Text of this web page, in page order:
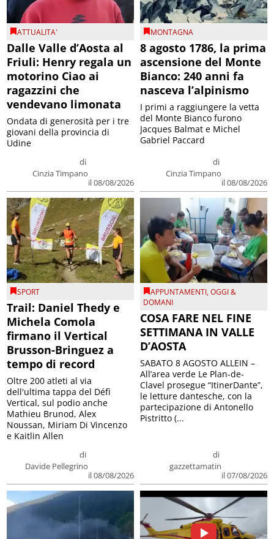
ATTUALITA'
Dalle Valle d’Aosta al
Friuli: Henry regala un
motorino Ciao ai
ragazzini che
vendevano limonata
di
Cinzia Timpano
il 08/08/2026
Ondata di generosità per i tre
giovani della provincia di
Udine
MONTAGNA
8 agosto 1786, la prima
ascensione del Monte
Bianco: 240 anni fa
nasceva l’alpinismo
di
Cinzia Timpano
il 08/08/2026
I primi a raggiungere la vetta
del Monte Bianco furono
Jacques Balmat e Michel
Gabriel Paccard
SPORT
Trail: Daniel Thedy e
Michela Comola
firmano il Vertical
Brusson-Bringuez a
tempo di record
di
Davide Pellegrino
il 08/08/2026
Oltre 200 atleti al via
dell'ultima tappa del Défì
Vertical, sul podio anche
Mathieu Brunod, Alex
Noussan, Miriam Di Vincenzo
e Kaitlin Allen
APPUNTAMENTI,OGGI &
DOMANI
COSA FARE NEL FINE
SETTIMANA IN VALLE
D’AOSTA
di
gazzettamatin
il 07/08/2026
SABATO 8 AGOSTO ALLEIN –
All’area verde Le Plan-de-
Clavel prosegue “ItinerDante”,
le letture dantesche, con la
partecipazione di Antonello
Pistritto (...